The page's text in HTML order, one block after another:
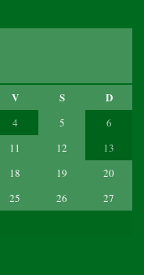
V S D
4 5
6
11 12
13
18 19
20
25 26
27